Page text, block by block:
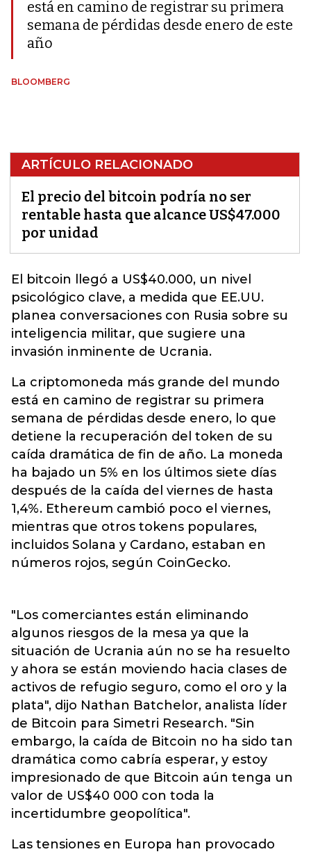
está en camino de registrar su primera
semana de pérdidas desde enero de este
año
BLOOMBERG
ARTÍCULO RELACIONADO
El precio del bitcoin podría no ser
rentable hasta que alcance US$47.000
por unidad
El bitcoin llegó a US$40.000, un nivel
psicológico clave, a medida que EE.UU.
planea conversaciones con Rusia sobre su
inteligencia militar, que sugiere una
invasión inminente de Ucrania.
La criptomoneda más grande del mundo
está en camino de registrar su primera
semana de pérdidas desde enero, lo que
detiene la recuperación del token de su
caída dramática de fin de año. La moneda
ha bajado un 5% en los últimos siete días
después de la caída del viernes de hasta
1,4%. Ethereum cambió poco el viernes,
mientras que otros tokens populares,
incluidos Solana y Cardano, estaban en
números rojos, según CoinGecko.
"Los comerciantes están eliminando
algunos riesgos de la mesa ya que la
situación de Ucrania aún no se ha resuelto
y ahora se están moviendo hacia clases de
activos de refugio seguro, como el oro y la
plata", dijo Nathan Batchelor, analista líder
de Bitcoin para Simetri Research. "Sin
embargo, la caída de Bitcoin no ha sido tan
dramática como cabría esperar, y estoy
impresionado de que Bitcoin aún tenga un
valor de US$40 000 con toda la
incertidumbre geopolítica".
Las tensiones en Europa han provocado